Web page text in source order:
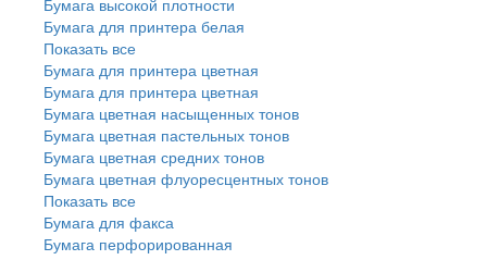
Бумага для принтера белая
Показать все
Бумага для принтера цветная
Бумага для принтера цветная
Бумага цветная насыщенных тонов
Бумага цветная пастельных тонов
Бумага цветная средних тонов
Бумага цветная флуоресцентных тонов
Показать все
Бумага для факса
Бумага перфорированная